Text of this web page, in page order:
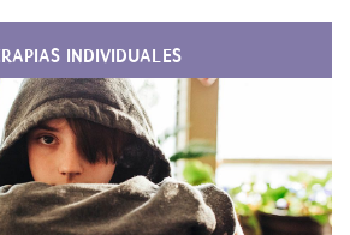
INDIVIDUALES